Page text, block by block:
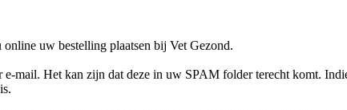
uw bestelling plaatsen bij Vet Gezond.
mail. Het kan zijn dat deze in uw SPAM folder terecht komt.